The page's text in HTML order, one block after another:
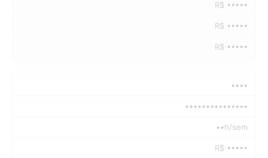
R$ •••••
R$ •••••
R$ •••••
••••
•••••••••••••••
••h/sem
R$ •••••